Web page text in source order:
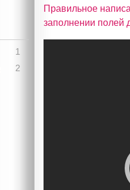
Правильное
заполнении полей
1
2